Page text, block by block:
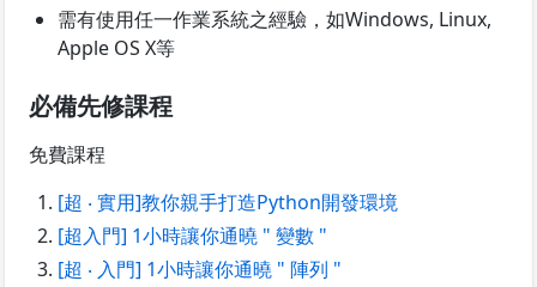
需有使用任一作業系統之經驗，如Windows, Linux,
Apple OS X等
必備先修課程
免費課程
[超 ‧ 實用]教你親手打造Python開發環境
[超入門] 1小時讓你通曉 " 變數 "
[超 ‧ 入門] 1小時讓你通曉 " 陣列 "